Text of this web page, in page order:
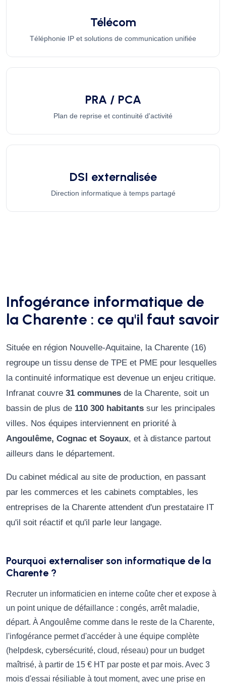
Télécom
Téléphonie IP et solutions de communication unifiée
PRA / PCA
Plan de reprise et continuité d'activité
DSI externalisée
Direction informatique à temps partagé
Infogérance informatique de
la Charente : ce qu'il faut savoir
Située en région Nouvelle-Aquitaine, la Charente (16)
regroupe un tissu dense de TPE et PME pour lesquelles
la continuité informatique est devenue un enjeu critique.
Infranat couvre 31 communes de la Charente, soit un
bassin de plus de 110 300 habitants sur les principales
villes. Nos équipes interviennent en priorité à
Angoulême, Cognac et Soyaux, et à distance partout
ailleurs dans le département.
Du cabinet médical au site de production, en passant
par les commerces et les cabinets comptables, les
entreprises de la Charente attendent d'un prestataire IT
qu'il soit réactif et qu'il parle leur langage.
Pourquoi externaliser son informatique de la
Charente ?
Recruter un informaticien en interne coûte cher et expose à
un point unique de défaillance : congés, arrêt maladie,
départ. À Angoulême comme dans le reste de la Charente,
l'infogérance permet d'accéder à une équipe complète
(helpdesk, cybersécurité, cloud, réseau) pour un budget
maîtrisé, à partir de 15 € HT par poste et par mois. Avec 3
mois d'essai résiliable à tout moment, avec une prise en